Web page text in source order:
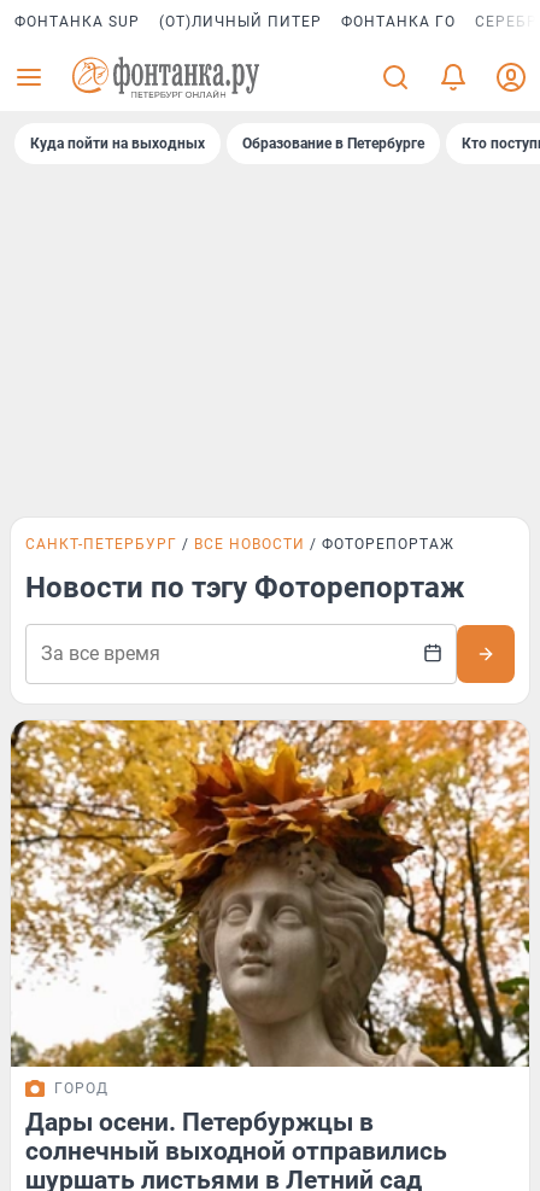
ФОНТАНКА SUP (ОТ)ЛИЧНЫЙ ПИТЕР ФОНТАНКА ГО
Куда пойти на выходных Образование в Петербурге Кто
САНКТ-ПЕТЕРБУРГ ВСЕ НОВОСТИ ФОТОРЕПОРТАЖ
Новости по тэгу Фоторепортаж
ГОРОД
Дары осени. Петербуржцы в
солнечный выходной отправились
шуршать листьями в Летний сад